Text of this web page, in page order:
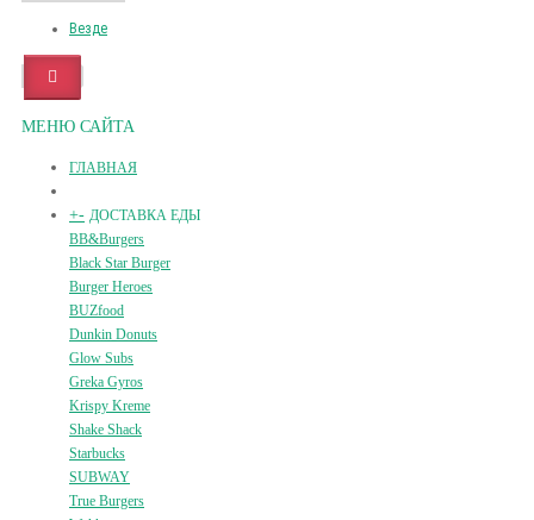
Везде
МЕНЮ САЙТА
ГЛАВНАЯ
+- ДОСТАВКА ЕДЫ
BB&Burgers
Black Star Burger
Burger Heroes
BUZfood
Dunkin Donuts
Glow Subs
Greka Gyros
Krispy Kreme
Shake Shack
Starbucks
SUBWAY
True Burgers